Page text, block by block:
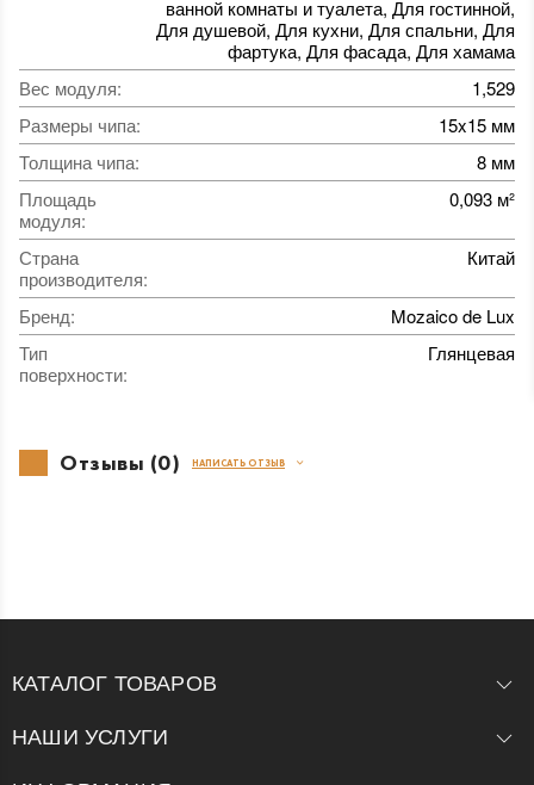
ванной комнаты и туалета, Для гостинной,
Для душевой, Для кухни, Для спальни, Для
фартука, Для фасада, Для хамама
Вес модуля:
1,529
Размеры чипа:
15x15 мм
Толщина чипа:
8 мм
Площадь
модуля:
0,093 м²
Страна
производителя:
Китай
Бренд:
Mozaico de Lux
Тип
поверхности:
Глянцевая
Отзывы (0) НАПИСАТЬ ОТЗЫВ
КАТАЛОГ ТОВАРОВ
НАШИ УСЛУГИ